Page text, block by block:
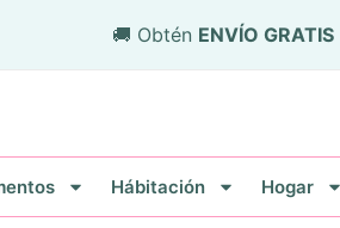
🚚 Obtén ENVÍO GRATIS
Hábitación Hogar